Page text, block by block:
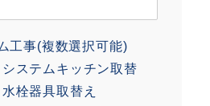
工事(複数選択可能)
ステムキッチン取替
栓器具取替え